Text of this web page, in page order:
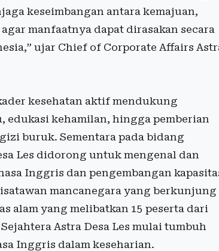
keseimbangan antara kemajuan,
manfaatnya dapat dirasakan secara
ujar Chief of Corporate Affairs
kesehatan aktif mendukung
edukasi kehamilan, hingga pemberian
buruk. Sementara pada bidang
Les didorong untuk mengenal dan
Inggris dan pengembangan
mancanegara yang berkunjung
alam yang melibatkan 15 peserta dari
Astra Desa Les mulai tumbuh
Inggris dalam keseharian.